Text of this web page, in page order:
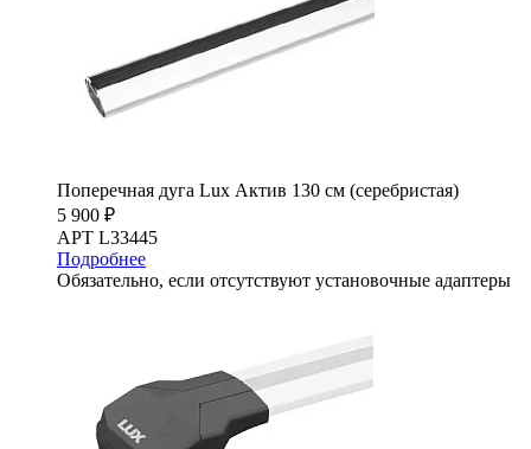
Поперечная дуга Lux Актив 130 см (серебристая)
5 900 ₽
АРТ L33445
Подробнее
Обязательно, если отсутствуют установочные адаптеры